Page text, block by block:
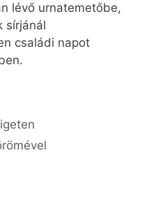
lévő urnatemetőbe,
sírjánál
családi napot